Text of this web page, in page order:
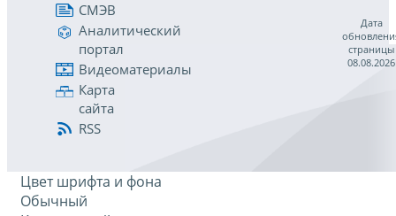
СМЭВ
Аналитический
портал
Видеоматериалы
Карта
сайта
RSS
Дата
страницы
08.08.2026
Цвет шрифта и фона
Обычный